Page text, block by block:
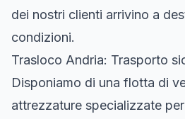
dei nostri clienti arrivino a
condizioni.
Trasloco Andria: Trasporto
Disponiamo di una flotta di
attrezzature specializzate